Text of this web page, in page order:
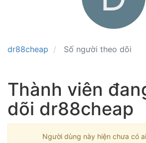
dr88cheap Số người theo dõi
Thành viên
dõi dr88cheap
Người dùng này hiện chưa có